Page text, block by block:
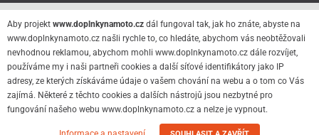
Přeloučská 86
530 06 Pardubice - Staré Čivice
776 056 073
motorider.rf@seznam.cz
Aby projekt www.doplnkynamoto.cz dál fungoval tak, jak ho znáte, abyste na
www.doplnkynamoto.cz našli rychle to, co hledáte, abychom vás neobtěžovali
nevhodnou reklamou, abychom mohli www.doplnkynamoto.cz dále rozvíjet,
používáme my i naši partneři cookies a další síťové identifikátory jako IP
adresy, ze kterých získáváme údaje o vašem chování na webu a o tom co Vás
zajímá. Některé z těchto cookies a dalších nástrojů jsou nezbytné pro
fungování našeho webu www.doplnkynamoto.cz a nelze je vypnout.